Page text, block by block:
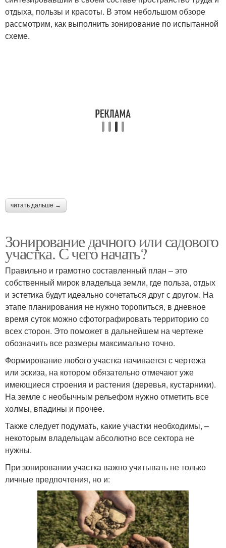
отдыха, пользы и красоты. В этом небольшом обзоре
рассмотрим, как выполнить зонирование по испытанной
схеме.
читать дальше →
Зонирование дачного или садового
участка. С чего начать?
Правильно и грамотно составленный план – это
собственный мирок владельца земли, где польза, отдых
и эстетика будут идеально сочетаться друг с другом. На
этапе планирования не нужно торопиться, в дневное
время суток можно сфотографировать территорию со
всех сторон. Это поможет в дальнейшем на чертеже
обозначить все размеры максимально точно.
Формирование любого участка начинается с чертежа
или эскиза, на котором обязательно отмечают уже
имеющиеся строения и растения (деревья, кустарники).
На земле с необычным рельефом нужно отметить все
холмы, впадины и прочее.
Также следует подумать, какие участки необходимы, –
некоторым владельцам абсолютно все сектора не
нужны.
При зонировании участка важно учитывать не только
личные предпочтения, но и: